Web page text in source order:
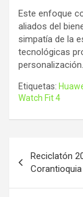
Este enfoque
aliados del
simpatía de la
tecnológicas
personalización.
Etiquetas:
Watch Fit 4
de
entradas
Reciclatón
Corantioquia